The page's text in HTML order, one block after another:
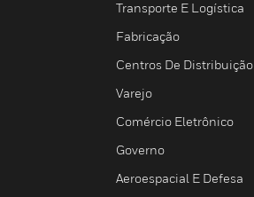
Transporte E Logística
Fabricação
Centros De Distribuição
Varejo
Comércio Eletrônico
Governo
Aeroespacial E Defesa